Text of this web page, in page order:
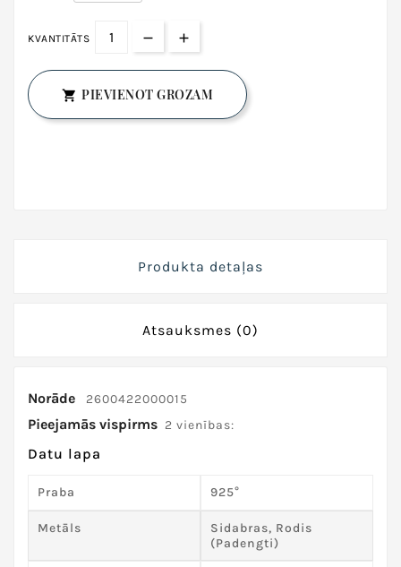
KVANTITĀTS
 PIEVIENOT GROZAM
Produkta detaļas
Atsauksmes (0)
Norāde 2600422000015
Pieejamās vispirms 2 vienības:
Datu lapa
Praba 925°
Metāls
Sidabras, Rodis
(padengti)